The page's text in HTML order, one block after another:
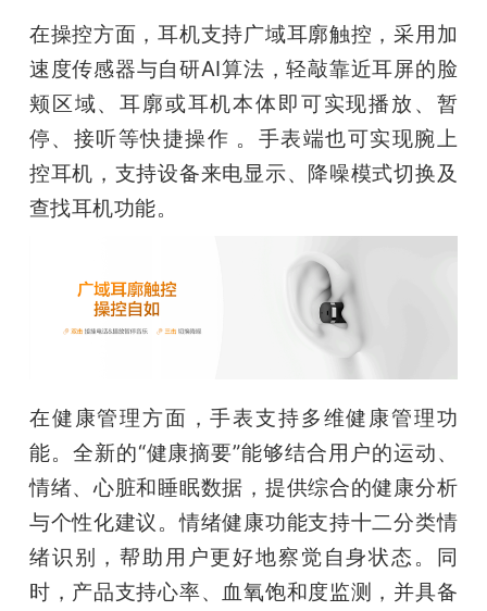
在操控方面，耳机支持广域耳廓触控，采用加
速度传感器与自研AI算法，轻敲靠近耳屏的脸
颊区域、耳廓或耳机本体即可实现播放、暂
停、接听等快捷操作 。手表端也可实现腕上
控耳机，支持设备来电显示、降噪模式切换及
查找耳机功能。
在健康管理方面，手表支持多维健康管理功
能。全新的“健康摘要”能够结合用户的运动、
情绪、心脏和睡眠数据，提供综合的健康分析
与个性化建议。情绪健康功能支持十二分类情
绪识别，帮助用户更好地察觉自身状态。同
时，产品支持心率、血氧饱和度监测，并具备